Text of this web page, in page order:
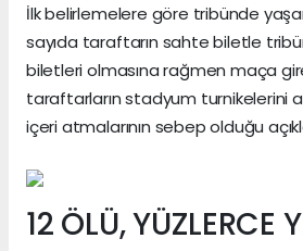
İlk belirlemelere göre tribünde
sayıda taraftarın sahte biletle
biletleri olmasına rağmen maça
taraftarların stadyum turnikelerini
içeri atmalarının sebep olduğu
12 ÖLÜ, YÜZLERCE